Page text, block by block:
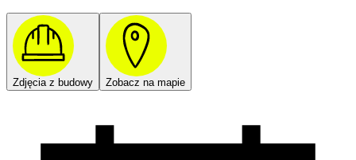
Zdjęcia z budowy Zobacz na mapie